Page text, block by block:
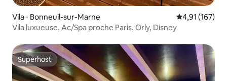
Vila ⋅ Bonneuil-sur-Marne 4,91 de uma
4,91 (167)
Vila luxueuse, Ac/Spa proche Paris, Orly, Disney
Superhost
Superhost